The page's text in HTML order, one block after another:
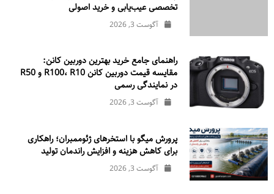
تخصصی عیب‌یابی و خرید اصولی
آگوست 3, 2026
راهنمای جامع خرید بهترین دوربین کانن:
مقایسه قیمت دوربین کانن R100، R10 و R50
در نمایندگی رسمی
آگوست 3, 2026
پرورش میگو با استخرهای ژئوممبران؛ راهکاری
برای کاهش هزینه و افزایش راندمان تولید
آگوست 3, 2026